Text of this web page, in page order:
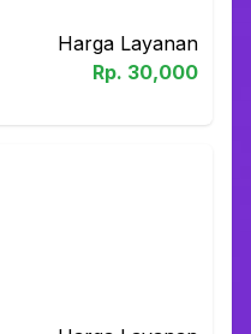
Harga Layanan
Rp. 30,000